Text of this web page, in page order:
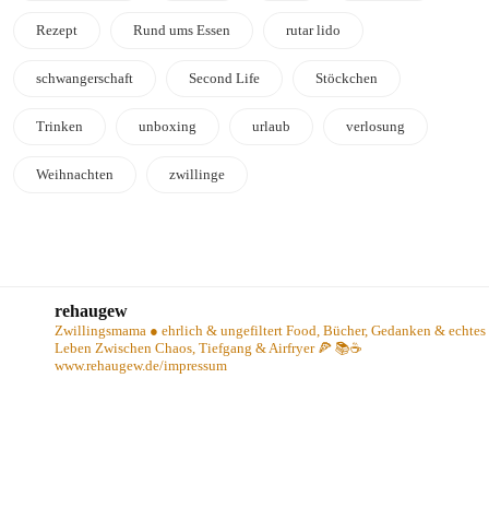
Rezept Rund ums Essen rutar lido
schwangerschaft Second Life Stöckchen
Trinken unboxing urlaub verlosung
Weihnachten zwillinge
rehaugew
Zwillingsmama ● ehrlich & ungefiltert Food, Bücher, Gedanken & echtes
Leben Zwischen Chaos, Tiefgang & Airfryer 🍕 📚☕️
www.rehaugew.de/impressum